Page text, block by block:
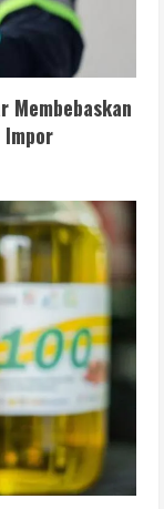
Membebaskan